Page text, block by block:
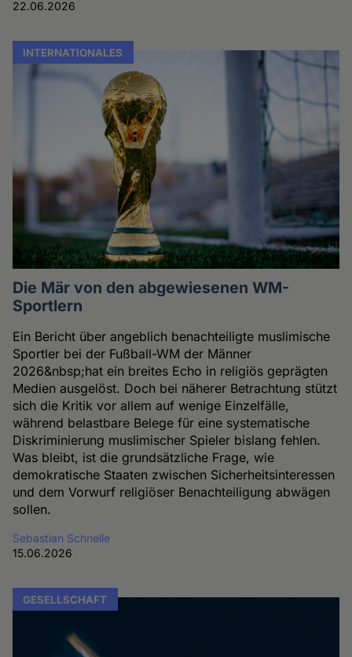
22.06.2026
INTERNATIONALES
Die Mär von den abgewiesenen WM-
Sportlern
Ein Bericht über angeblich benachteiligte muslimische
Sportler bei der Fußball-WM der Männer
2026&nbsp;hat ein breites Echo in religiös geprägten
Medien ausgelöst. Doch bei näherer Betrachtung stützt
sich die Kritik vor allem auf wenige Einzelfälle,
während belastbare Belege für eine systematische
Diskriminierung muslimischer Spieler bislang fehlen.
Was bleibt, ist die grundsätzliche Frage, wie
demokratische Staaten zwischen Sicherheitsinteressen
und dem Vorwurf religiöser Benachteiligung abwägen
sollen.
Sebastian Schnelle
15.06.2026
GESELLSCHAFT